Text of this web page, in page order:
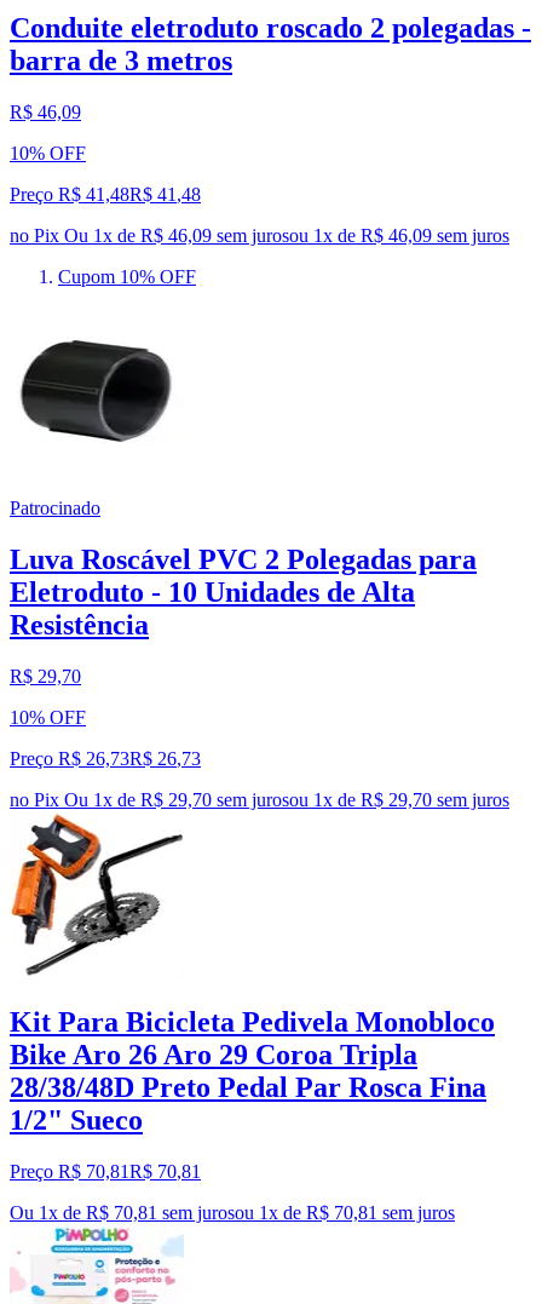
Conduite eletroduto roscado 2 polegadas -
barra de 3 metros
R$ 46,09
10% OFF
Preço R$ 41,48R$ 41 ,48
no Pix Ou 1x de R$ 46,09 sem jurosou 1x de R$ 46,09 sem juros
Cupom 10% OFF
Patrocinado
Luva Roscável PVC 2 Polegadas para
Eletroduto - 10 Unidades de Alta
Resistência
R$ 29,70
10% OFF
Preço R$ 26,73R$ 26,73
no Pix Ou 1x de R$ 29,70 sem jurosou 1x de R$ 29,70 sem juros
Kit Para Bicicleta Pedivela Monobloco
Bike Aro 26 Aro 29 Coroa Tripla
28/38/48D Preto Pedal Par Rosca Fina
1/2" Sueco
Preço R$ 70,81R$ 70,81
Ou 1x de R$ 70,81 sem jurosou 1x de R$ 70,81 sem juros